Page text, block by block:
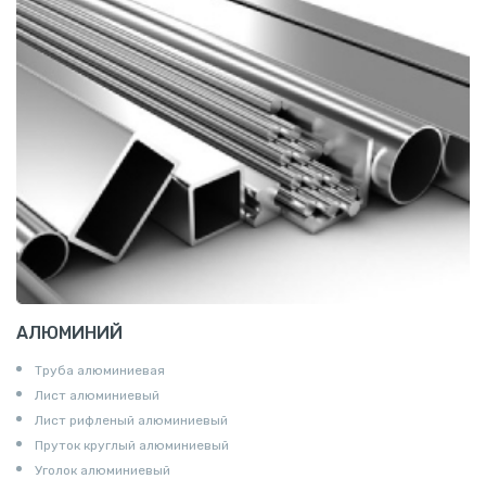
АЛЮМИНИЙ
Труба алюминиевая
Лист алюминиевый
Лист рифленый алюминиевый
Пруток круглый алюминиевый
Уголок алюминиевый